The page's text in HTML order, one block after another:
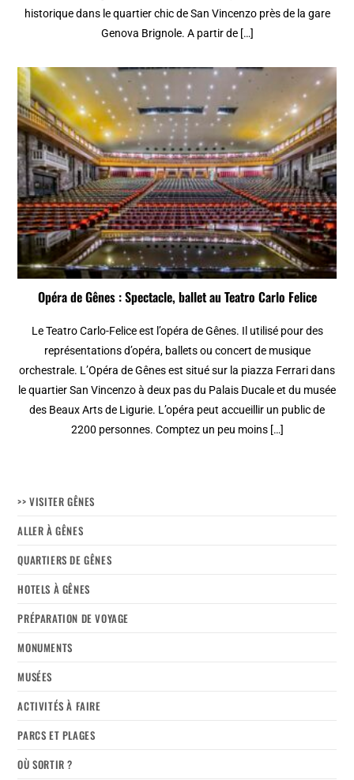
historique dans le quartier chic de San Vincenzo près de la gare
Genova Brignole. A partir de […]
Opéra de Gênes : Spectacle, ballet au Teatro Carlo Felice
Le Teatro Carlo-Felice est l’opéra de Gênes. Il utilisé pour des
représentations d’opéra, ballets ou concert de musique
orchestrale. L’Opéra de Gênes est situé sur la piazza Ferrari dans
le quartier San Vincenzo à deux pas du Palais Ducale et du musée
des Beaux Arts de Ligurie. L’opéra peut accueillir un public de
2200 personnes. Comptez un peu moins […]
>> VISITER GÊNES
ALLER À GÊNES
QUARTIERS DE GÊNES
HOTELS À GÊNES
PRÉPARATION DE VOYAGE
MONUMENTS
MUSÉES
ACTIVITÉS À FAIRE
PARCS ET PLAGES
OÙ SORTIR ?